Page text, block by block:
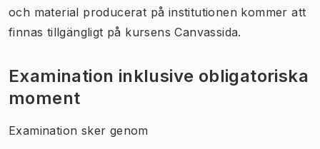
och material producerat på institutionen kommer att
finnas tillgängligt på kursens Canvassida.
Examination inklusive obligatoriska
moment
Examination sker genom